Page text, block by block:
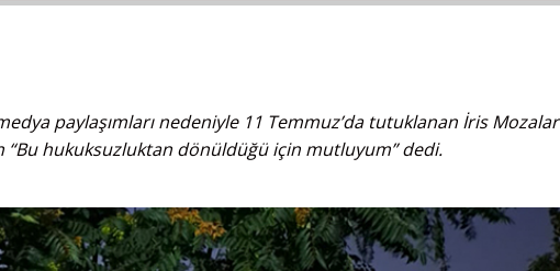
paylaşımları nedeniyle 11 Temmuz’da tutuklanan İris Mozalar
hukuksuzluktan dönüldüğü için mutluyum” dedi.